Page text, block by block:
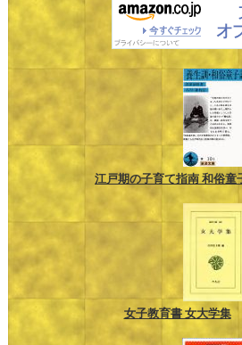
江戸期の子育て指南 和俗童
女子教育書 女大学集